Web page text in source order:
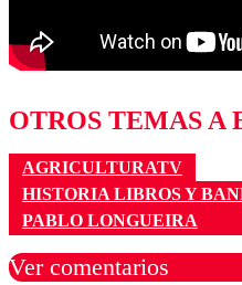
OTROS TEMAS A
AGRICULTURATV
HISTORIA LIBROS Y
PABLO LONGUEIRA
Ver comentarios